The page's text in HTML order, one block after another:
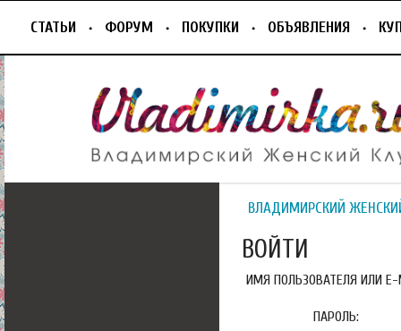
СТАТЬИ ФОРУМ ПОКУПКИ ОБЪЯВЛЕНИЯ
ВЛАДИМИРСКИЙ
ВОЙТИ
ИМЯ ПОЛЬЗОВАТЕЛЯ ИЛИ E-
ПАРОЛЬ: